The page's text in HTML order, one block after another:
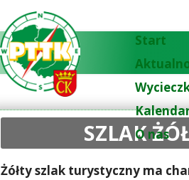
Start
O nas
SZLAK
Żółty szlak turystyczny ma